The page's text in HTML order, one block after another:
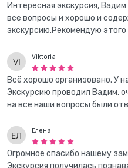
Интересная экскурсия,
все вопросы и хорошо и
экскурсию.Рекомендую этого
Viktoria
Всё хорошо организовано. У
Экскурсию проводил Вадим,
на все наши вопросы были
Елена
Огромное спасибо нашему
Экскурсия получилась